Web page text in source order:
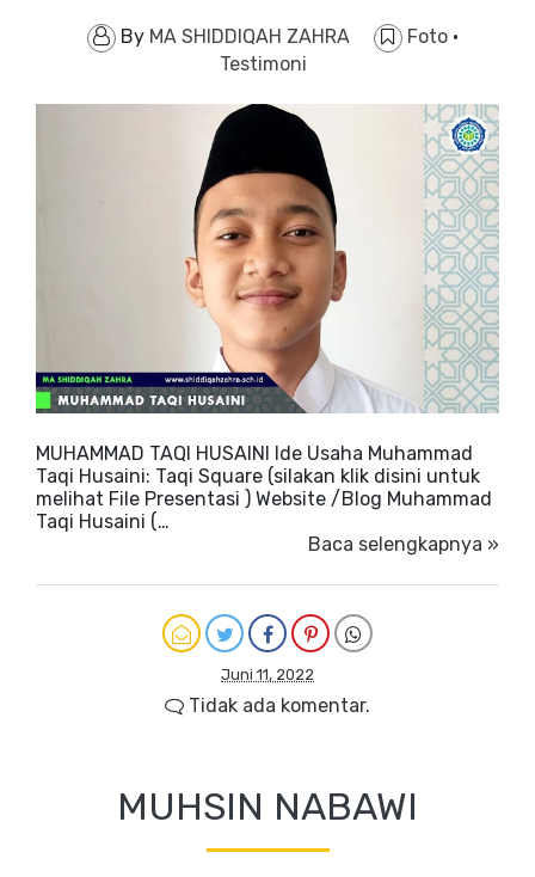
By MA SHIDDIQAH ZAHRA Foto ·
Testimoni
MUHAMMAD TAQI HUSAINI Ide Usaha Muhammad
Taqi Husaini: Taqi Square (silakan klik disini untuk
melihat File Presentasi ) Website /Blog Muhammad
Taqi Husaini (…
Baca selengkapnya »
Juni 11, 2022
Tidak ada komentar.
MUHSIN NABAWI